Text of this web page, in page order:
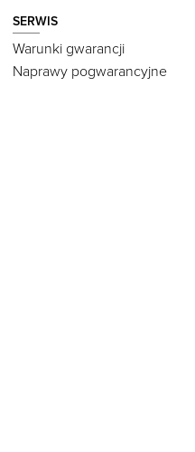
SERWIS
Warunki gwarancji
Naprawy pogwarancyjne